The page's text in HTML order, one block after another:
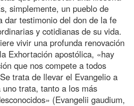
simplemente, un pueblo de
dar testimonio del don de la fe
y cotidianas de su vida.
vivir una profunda renovación
Exhortación apostólica, «hay
que nos compete a todos
trata de llevar el Evangelio a
uno trata, tanto a los más
(Evangelii gaudium,